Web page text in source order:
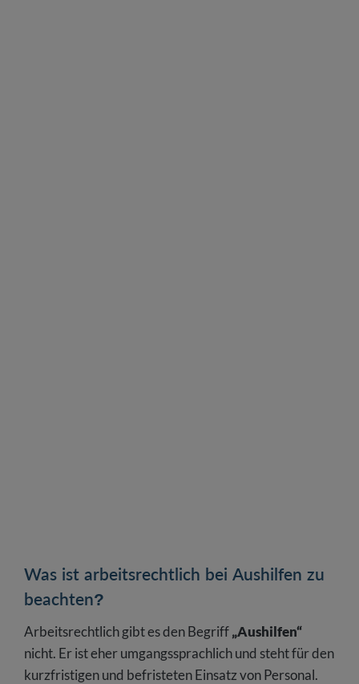
Was ist arbeitsrechtlich bei Aushilfen zu
beachten?
Arbeitsrechtlich gibt es den Begriff„Aushilfen“
nicht. Er ist eher umgangssprachlich und steht für den
kurzfristigen und befristeten Einsatz von Personal.